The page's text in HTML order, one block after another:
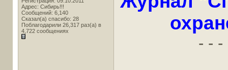
Адрес: Сибирь!!!
Сообщений: 6,140
Сказал(а) спасибо: 28
Поблагодарили 26,317 раз(а) в
4,722 сообщениях
- - -